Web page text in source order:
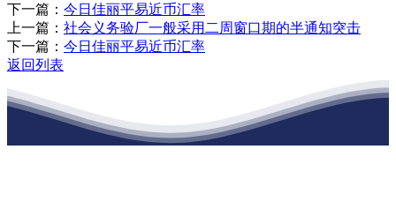
下一篇： 今日佳丽平易近币汇率
上一篇： 社会义务验厂一般采用二周窗口期的半通知突击
下一篇： 今日佳丽平易近币汇率
返回列表